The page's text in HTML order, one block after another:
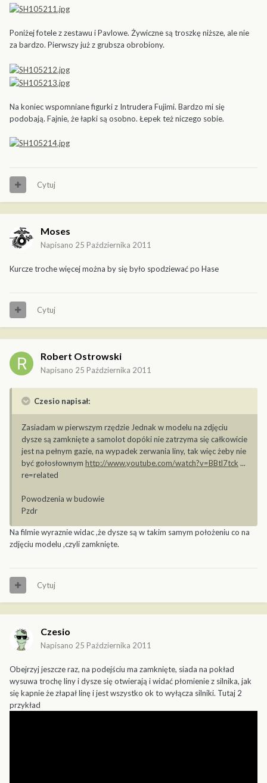
Poniżej fotele z zestawu i Pavlowe. Żywiczne są troszkę niższe, ale nie
za bardzo. Pierwszy już z grubsza obrobiony.
Na koniec wspomniane figurki z Intrudera Fujimi. Bardzo mi się
podobają. Fajnie, że łapki są osobno. Łepek też niczego sobie.
Cytuj
Moses
Napisano 25 Października 2011
Kurcze troche więcej można by się było spodziewać po Hase
Cytuj
Robert Ostrowski
Napisano 25 Października 2011
Czesio napisał:
Zasiadam w pierwszym rzędzie Jednak w modelu na zdjęciu
dysze są zamknięte a samolot dopóki nie zatrzyma się całkowicie
jest na pełnym gazie, na wypadek zerwania liny, tak więc żeby nie
być gołosłownym http://www.youtube.com/watch?v=BBtl7tck ...
re=related
Powodzenia w budowie
Pzdr
Na filmie wyraznie widac ,że dysze są w takim samym położeniu co na
zdjęciu modelu ,czyli zamknięte.
Cytuj
Czesio
Napisano 25 Października 2011
Obejrzyj jeszcze raz, na podejściu ma zamknięte, siada na pokład
wysuwa trochę liny i dysze się otwierają i widać płomienie z silnika, jak
się kapnie że złapał linę i jest wszystko ok to wyłącza silniki. Tutaj 2
przykład